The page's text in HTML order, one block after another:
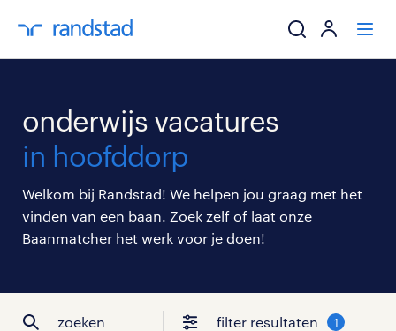
mijn carrière
over randstad
onderwijs vacatures
in hoofddorp
Welkom bij Randstad! We helpen jou graag met het
vinden van een baan. Zoek zelf of laat onze
Baanmatcher het werk voor je doen!
zoeken filter resultaten 1